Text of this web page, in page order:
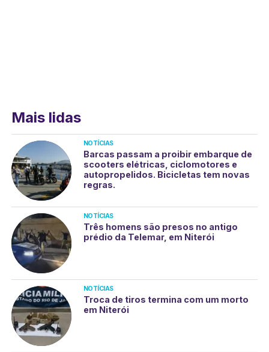
Mais lidas
NOTÍCIAS
Barcas passam a proibir embarque de
scooters elétricas, ciclomotores e
autopropelidos. Bicicletas tem novas
regras.
NOTÍCIAS
Três homens são presos no antigo
prédio da Telemar, em Niterói
NOTÍCIAS
Troca de tiros termina com um morto
em Niterói